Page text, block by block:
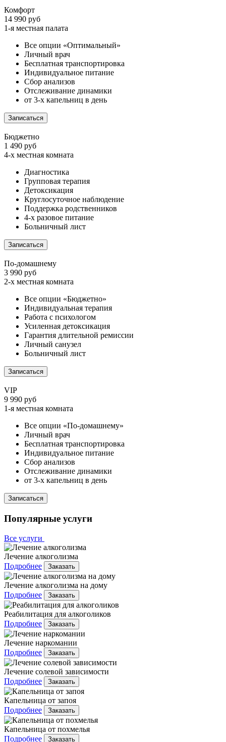
Комфорт
14 990 руб
1-я местная палата
Все опции «Оптимальный»
Личный врач
Бесплатная транспортировка
Индивидуальное питание
Сбор анализов
Отслеживание динамики
от 3-х капельниц в день
Записаться
Бюджетно
1 490 руб
4-х местная комната
Диагностика
Групповая терапия
Детоксикация
Круглосуточное наблюдение
Поддержка родственников
4-х разовое питание
Больничный лист
Записаться
По-домашнему
3 990 руб
2-х местная комната
Все опции «Бюджетно»
Индивидуальная терапия
Работа с психологом
Усиленная детоксикация
Гарантия длительной ремиссии
Личный санузел
Больничный лист
Записаться
VIP
9 990 руб
1-я местная комната
Все опции «По-домашнему»
Личный врач
Бесплатная транспортировка
Индивидуальное питание
Сбор анализов
Отслеживание динамики
от 3-х капельниц в день
Записаться
Популярные услуги
Все услуги
Лечение алкоголизма
Подробнее
Заказать
Лечение алкоголизма на дому
Подробнее
Заказать
Реабилитация для алкоголиков
Подробнее
Заказать
Лечение наркомании
Подробнее
Заказать
Лечение солевой зависимости
Подробнее
Заказать
Капельница от запоя
Подробнее
Заказать
Капельница от похмелья
Подробнее
Заказать